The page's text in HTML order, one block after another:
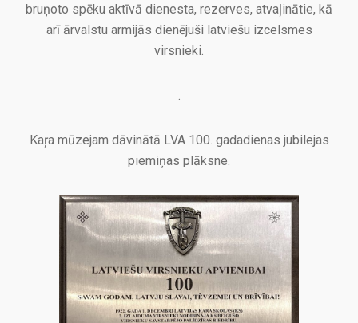
bruņoto spēku aktīvā dienesta, rezerves, atvaļinātie, kā
arī ārvalstu armijās dienējuši latviešu izcelsmes
virsnieki.
Kaŗa mūzejam dāvinātā LVA 100. gadadienas jubilejas
piemiņas plāksne.